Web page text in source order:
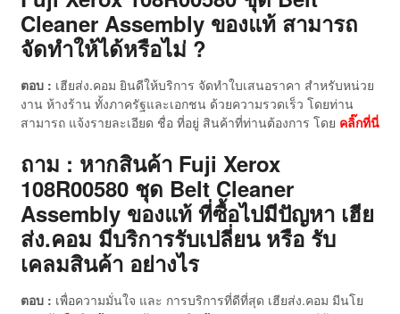
Cleaner Assembly ของแท้ สามารถ
จัดทำให้ได้หรือไม่ ?
ตอบ : เฮียส่ง.คอม ยินดีให้บริการ จัดทำใบเสนอราคา สำหรับหน่วย
งาน ห้างร้าน ทั้งภาครัฐและเอกชน ด้วยความรวดเร็ว โดยท่าน
สามารถ แจ้งรายละเอียด ชื่อ ที่อยู่ สินค้าที่ท่านต้องการ โดย คลิ๊กที่นี่
ถาม : หากสินค้า Fuji Xerox
108R00580 ชุด Belt Cleaner
Assembly ของแท้ ที่ซื้อไปมีปัญหา เฮีย
ส่ง.คอม มีบริการรับเปลี่ยน หรือ รับ
เคลมสินค้า อย่างไร
ตอบ : เพื่อความมั่นใจ และ การบริการที่ดีที่สุด เฮียส่ง.คอม มีนโย